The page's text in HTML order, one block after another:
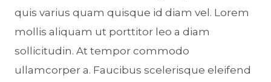
quis varius quam quisque id diam vel. Lorem
mollis aliquam ut porttitor leo a diam
sollicitudin. At tempor commodo
ullamcorper a. Faucibus scelerisque eleifend